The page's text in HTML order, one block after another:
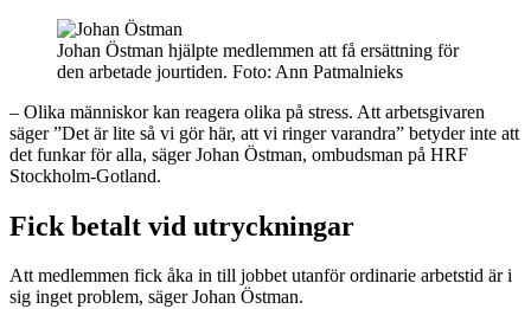
Johan Östman hjälpte medlemmen att få ersättning för
den arbetade jourtiden. Foto: Ann Patmalnieks
– Olika människor kan reagera olika på stress. Att arbetsgivaren
säger ”Det är lite så vi gör här, att vi ringer varandra” betyder inte att
det funkar för alla, säger Johan Östman, ombudsman på HRF
Stockholm-Gotland.
Fick betalt vid utryckningar
Att medlemmen fick åka in till jobbet utanför ordinarie arbetstid är i
sig inget problem, säger Johan Östman.